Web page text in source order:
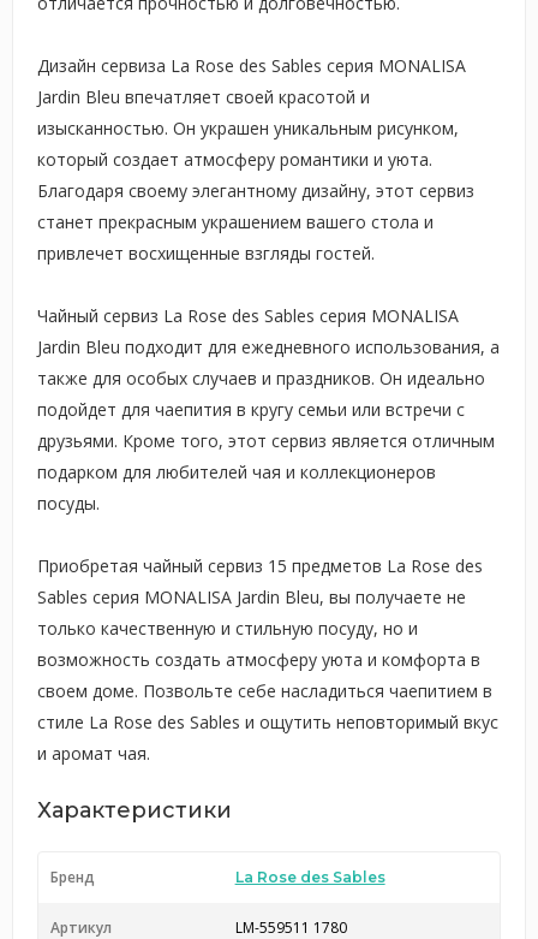
Дизайн сервиза La Rose des Sables серия MONALISA
Jardin Bleu впечатляет своей красотой и
изысканностью. Он украшен уникальным рисунком,
который создает атмосферу романтики и уюта.
Благодаря своему элегантному дизайну, этот сервиз
станет прекрасным украшением вашего стола и
привлечет восхищенные взгляды гостей.
Чайный сервиз La Rose des Sables серия MONALISA
Jardin Bleu подходит для ежедневного использования, а
также для особых случаев и праздников. Он идеально
подойдет для чаепития в кругу семьи или встречи с
друзьями. Кроме того, этот сервиз является отличным
подарком для любителей чая и коллекционеров
посуды.
Приобретая чайный сервиз 15 предметов La Rose des
Sables серия MONALISA Jardin Bleu, вы получаете не
только качественную и стильную посуду, но и
возможность создать атмосферу уюта и комфорта в
своем доме. Позвольте себе насладиться чаепитием в
стиле La Rose des Sables и ощутить неповторимый вкус
и аромат чая.
Характеристики
Бренд La Rose des Sables
Артикул LM-559511 1780